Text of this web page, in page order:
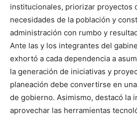
institucionales, priorizar proyectos
necesidades de la población y
administración con rumbo y
Ante las y los integrantes del
exhortó a cada dependencia a
la generación de iniciativas y
planeación debe convertirse en
de gobierno. Asimismo, destacó la
aprovechar las herramientas